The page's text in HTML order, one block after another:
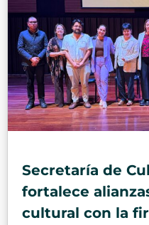
Secretaría de
fortalece
cultural con la